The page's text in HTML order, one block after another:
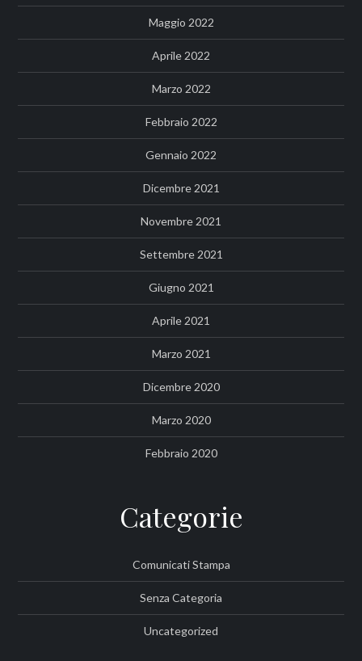
Maggio 2022
Aprile 2022
Marzo 2022
Febbraio 2022
Gennaio 2022
Dicembre 2021
Novembre 2021
Settembre 2021
Giugno 2021
Aprile 2021
Marzo 2021
Dicembre 2020
Marzo 2020
Febbraio 2020
Categorie
Comunicati Stampa
Senza Categoria
Uncategorized